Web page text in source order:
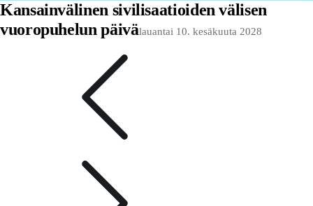
Kansainvälinen sivilisaatioiden välisen
vuoropuhelun päivälauantai 10. kesäkuuta 2028